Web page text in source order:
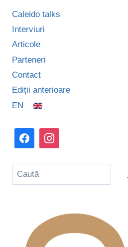
Caleido talks
Interviuri
Articole
Parteneri
Contact
Ediții anterioare
EN
Caută